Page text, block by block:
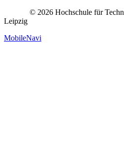
© 2026 Hochschule für
Leipzig
MobileNavi